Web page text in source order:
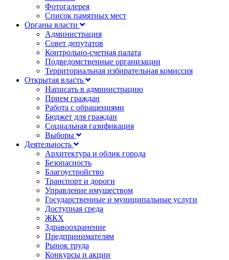
Фотогалерея
Список памятных мест
Органы власти
Администрация
Совет депутатов
Контрольно-счетная палата
Подведомственные организации
Территориальная избирательная комиссия
Открытая власть
Написать в администрацию
Прием граждан
Работа с обращениями
Бюджет для граждан
Социальная газификация
Выборы
Деятельность
Архитектура и облик города
Безопасность
Благоустройство
Транспорт и дороги
Управление имуществом
Государственные и муниципальные услуги
Доступная среда
ЖКХ
Здравоохранение
Предпринимателям
Рынок труда
Конкурсы и акции